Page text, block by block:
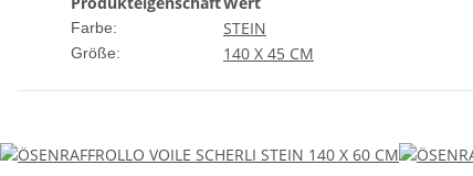
Farbe: STEIN
Größe: 140 X 45 CM